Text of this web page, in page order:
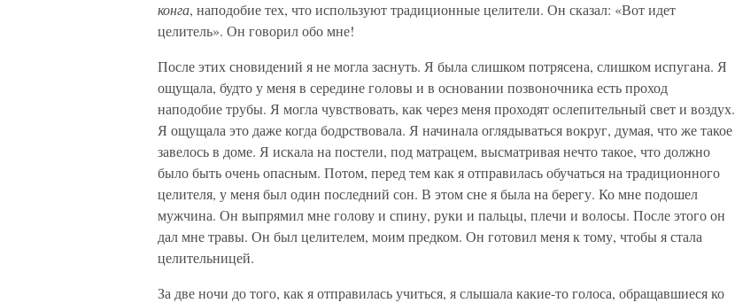
конга, наподобие тех, что используют традиционные целители. Он сказал: «Вот идет
целитель». Он говорил обо мне!
После этих сновидений я не могла заснуть. Я была слишком потрясена, слишком испугана. Я
ощущала, будто у меня в середине головы и в основании позвоночника есть проход
наподобие трубы. Я могла чувствовать, как через меня проходят ослепительный свет и воздух.
Я ощущала это даже когда бодрствовала. Я начинала оглядываться вокруг, думая, что же такое
завелось в доме. Я искала на постели, под матрацем, высматривая нечто такое, что должно
было быть очень опасным. Потом, перед тем как я отправилась обучаться на традиционного
целителя, у меня был один последний сон. В этом сне я была на берегу. Ко мне подошел
мужчина. Он выпрямил мне голову и спину, руки и пальцы, плечи и волосы. После этого он
дал мне травы. Он был целителем, моим предком. Он готовил меня к тому, чтобы я стала
целительницей.
За две ночи до того, как я отправилась учиться, я слышала какие-то голоса, обращавшиеся ко